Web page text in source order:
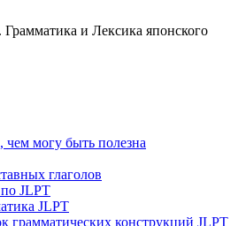
и Лексика японского
могу быть полезна
глаголов
JLPT
JLPT
грамматических конструкций JLPT